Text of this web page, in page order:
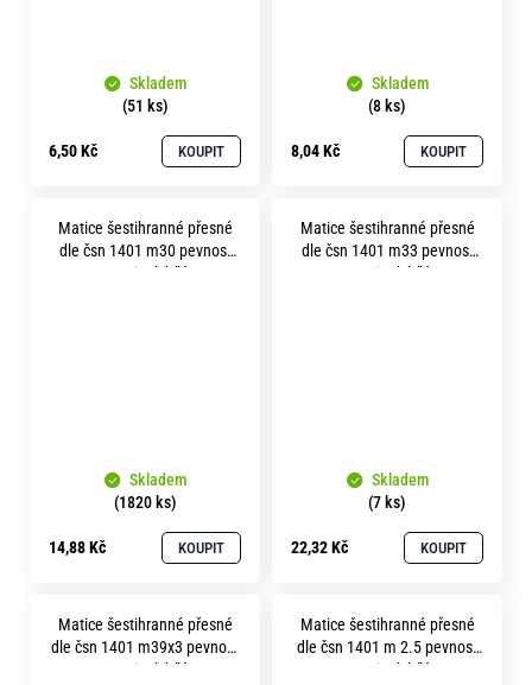
Skladem
(51 ks)
6,50 Kč KOUPIT
Skladem
(8 ks)
8,04 Kč KOUPIT
Matice šestihranné přesné
dle čsn 1401 m30 pevnost
5.8 zinek bílý
Skladem
(1820 ks)
14,88 Kč KOUPIT
Matice šestihranné přesné
dle čsn 1401 m33 pevnost
5.8 zinek bílý
Skladem
(7 ks)
22,32 Kč KOUPIT
Matice šestihranné přesné
dle čsn 1401 m39x3 pevnost
5.8 zinek bílý
Matice šestihranné přesné
dle čsn 1401 m 2.5 pevnost
5.8 zinek bílý